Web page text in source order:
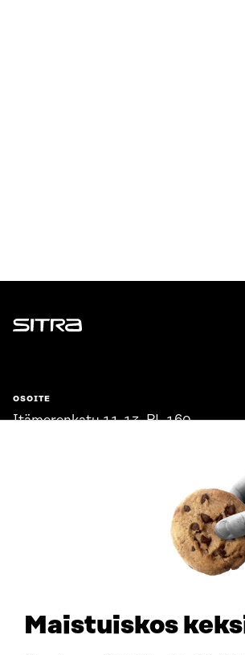
Maistuiskos
Sitra
OSOITE
Itämerenkatu 11-13, PL 160,